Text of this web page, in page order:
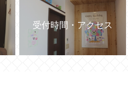
受付時間・アクセス